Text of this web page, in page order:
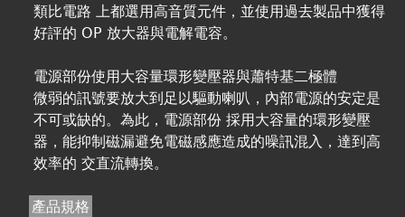
類比電路 上都選用高音質元件，並使用過去製品中獲得
好評的 OP 放大器與電解電容。
電源部份使用大容量環形變壓器與蕭特基二極體
微弱的訊號要放大到足以驅動喇叭，內部電源的安定是
不可或缺的。為此，電源部份 採用大容量的環形變壓
器，能抑制磁漏避免電磁感應造成的噪訊混入，達到高
效率的 交直流轉換。
產品規格